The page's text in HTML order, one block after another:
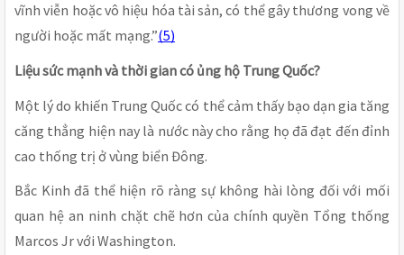
vĩnh viễn hoặc vô hiệu hóa tài sản, có thể gây thương vong về
người hoặc mất mạng.”(5)
Liệu sức mạnh và thời gian có ủng hộ Trung Quốc?
Một lý do khiến Trung Quốc có thể cảm thấy bạo dạn gia tăng
căng thẳng hiện nay là nước này cho rằng họ đã đạt đến đỉnh
cao thống trị ở vùng biển Đông.
Bắc Kinh đã thể hiện rõ ràng sự không hài lòng đối với mối
quan hệ an ninh chặt chẽ hơn của chính quyền Tổng thống
Marcos Jr với Washington.